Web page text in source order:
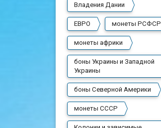
Владения Дании
ЕВРО монеты РСФСР
монеты африки
боны Украины и Западной
Украины
боны Северной Америки
монеты СССР